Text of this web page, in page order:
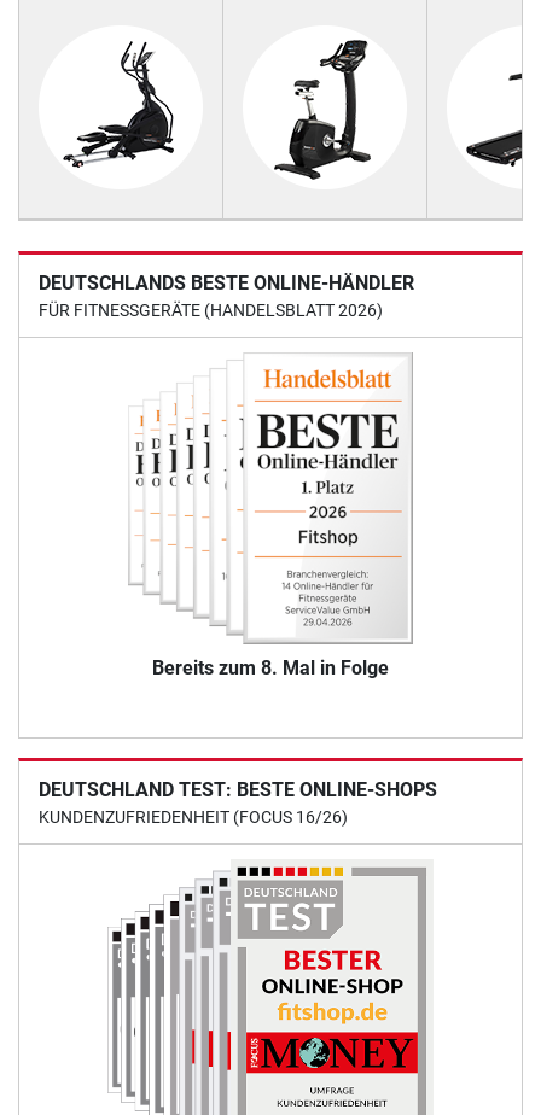
DEUTSCHLANDS BESTE ONLINE-HÄNDLER
FÜR FITNESSGERÄTE (HANDELSBLATT 2026)
Bereits zum 8. Mal in Folge
DEUTSCHLAND TEST: BESTE ONLINE-SHOPS
KUNDENZUFRIEDENHEIT (FOCUS 16/26)